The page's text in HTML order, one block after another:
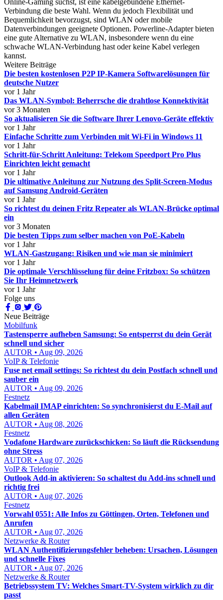
Online-Gaming suchst, ist eine kabelgebundene Ethernet-
Verbindung die beste Wahl. Wenn du jedoch Flexibilität und
Bequemlichkeit bevorzugst, sind WLAN oder mobile
Datenverbindungen geeignete Optionen. Powerline-Adapter bieten
eine gute Alternative zu WLAN, insbesondere wenn du eine
schwache WLAN-Verbindung hast oder keine Kabel verlegen
kannst.
Weitere Beiträge
Die besten kostenlosen P2P IP-Kamera Softwarelösungen für
deutsche Nutzer
vor 1 Jahr
Das WLAN-Symbol: Beherrsche die drahtlose Konnektivität
vor 3 Monaten
So aktualisieren Sie die Software Ihrer Lenovo-Geräte effektiv
vor 1 Jahr
Einfache Schritte zum Verbinden mit Wi-Fi in Windows 11
vor 1 Jahr
Schritt-für-Schritt Anleitung: Telekom Speedport Pro Plus
Einrichten leicht gemacht
vor 1 Jahr
Die ultimative Anleitung zur Nutzung des Split-Screen-Modus
auf Samsung Android-Geräten
vor 1 Jahr
So richtest du deinen Fritz Repeater als WLAN-Brücke optimal
ein
vor 3 Monaten
Die besten Tipps zum selber machen von PoE-Kabeln
vor 1 Jahr
WLAN-Gastzugang: Risiken und wie man sie minimiert
vor 1 Jahr
Die optimale Verschlüsselung für deine Fritzbox: So schützen
Sie Ihr Heimnetzwerk
vor 1 Jahr
Folge uns
Neue Beiträge
Mobilfunk
Tastensperre aufheben Samsung: So entsperrst du dein Gerät
schnell und sicher
AUTOR • Aug 09, 2026
VoIP & Telefonie
Fuse net email settings: So richtest du dein Postfach schnell und
sauber ein
AUTOR • Aug 09, 2026
Festnetz
Kabelmail IMAP einrichten: So synchronisierst du E-Mail auf
allen Geräten
AUTOR • Aug 08, 2026
Festnetz
Vodafone Hardware zurückschicken: So läuft die Rücksendung
ohne Stress
AUTOR • Aug 07, 2026
VoIP & Telefonie
Outlook Add-in aktivieren: So schaltest du Add-ins schnell und
richtig frei
AUTOR • Aug 07, 2026
Festnetz
Vorwahl 0551: Alle Infos zu Göttingen, Orten, Telefonen und
Anrufen
AUTOR • Aug 07, 2026
Netzwerke & Router
WLAN Authentifizierungsfehler beheben: Ursachen, Lösungen
und schnelle Fixes
AUTOR • Aug 07, 2026
Netzwerke & Router
Betriebssystem TV: Welches Smart-TV-System wirklich zu dir
passt